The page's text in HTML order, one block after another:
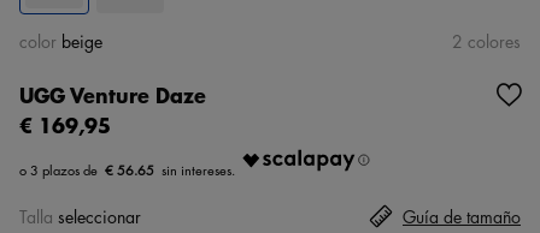
UGG Venture Daze
€ 169,95
€ 56.65
color beige 2 colores
Talla seleccionar Guía de tamaño